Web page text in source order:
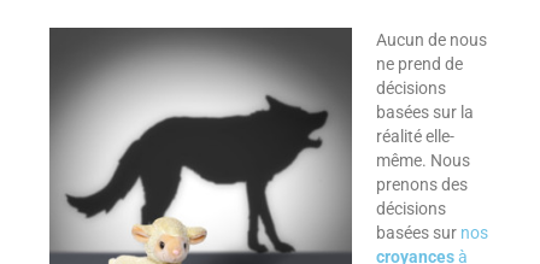
Aucun de nous
ne prend de
décisions
basées sur la
réalité elle-
même. Nous
prenons des
décisions
basées sur nos
croyancesà